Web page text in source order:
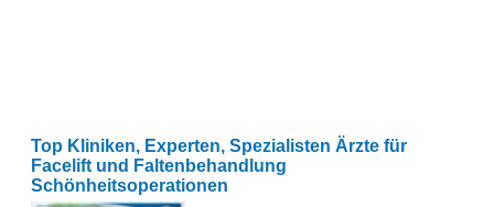
Top Kliniken, Experten, Spezialisten Ärzte für
Facelift und Faltenbehandlung
Schönheitsoperationen